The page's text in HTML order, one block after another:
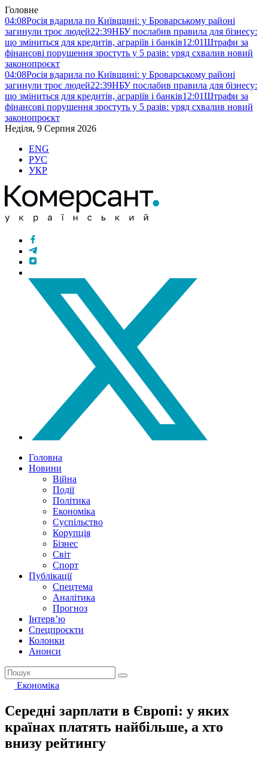
Головне
04:08Росія вдарила по Київщині: у Броварському районі
загинули троє людей22:39НБУ послабив правила для бізнесу:
що зміниться для кредитів, аграріїв і банків12:01Штрафи за
фінансові порушення зростуть у 5 разів: уряд схвалив новий
законопроєкт
04:08Росія вдарила по Київщині: у Броварському районі
загинули троє людей22:39НБУ послабив правила для бізнесу:
що зміниться для кредитів, аграріїв і банків12:01Штрафи за
фінансові порушення зростуть у 5 разів: уряд схвалив новий
законопроєкт
Неділя, 9 Серпня 2026
ENG
РУС
УКР
Головна
Новини
Війна
Події
Політика
Економіка
Суспільство
Корупція
Бізнес
Світ
Спорт
Публікації
Спецтема
Аналітика
Прогноз
Інтерв’ю
Спецпроєкти
Колонки
Анонси
Економіка
Середні зарплати в Європі: у яких
країнах платять найбільше, а хто
внизу рейтингу